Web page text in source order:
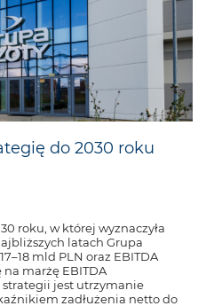
do 2030 roku
roku, w której wyznaczyła
latach Grupa
mld PLN oraz EBITDA
na marżę EBITDA
strategii jest utrzymanie
zadłużenia netto do